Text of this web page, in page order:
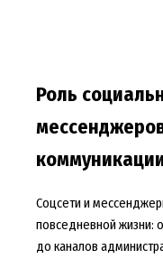
Роль
Соцсети и
повседневной жизни:
до каналов